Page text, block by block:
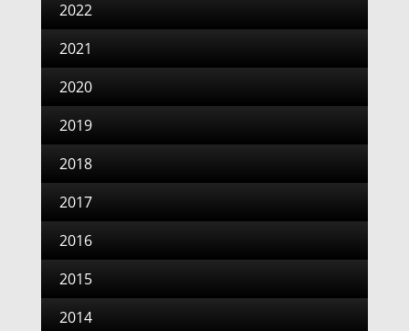
2022
2021
2020
2019
2018
2017
2016
2015
2014